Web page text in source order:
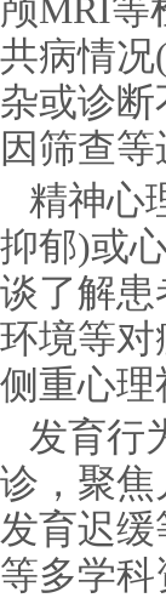
颅MRI等
共病情
杂或诊
因筛查等
精神心
抑郁)或
谈了解
环境等
侧重心
发育行
诊，聚
发育迟
等多学